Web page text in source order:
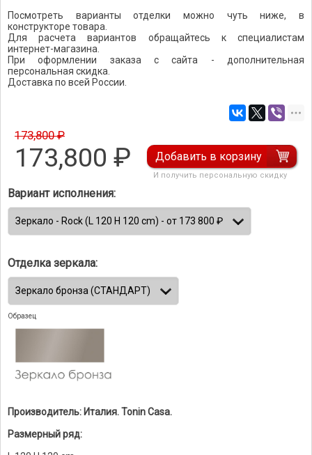
Посмотреть варианты отделки можно чуть ниже, в
конструкторе товара.
Для расчета вариантов обращайтесь к специалистам
интернет-магазина.
При оформлении заказа с сайта - дополнительная
персональная скидка.
Доставка по всей России.
173,800 ₽
173,800 ₽ Добавить в корзину
И получить персональную скидку
Вариант исполнения:
Отделка зеркала:
Образец
Производитель: Италия. Tonin Casa.
Размерный ряд: